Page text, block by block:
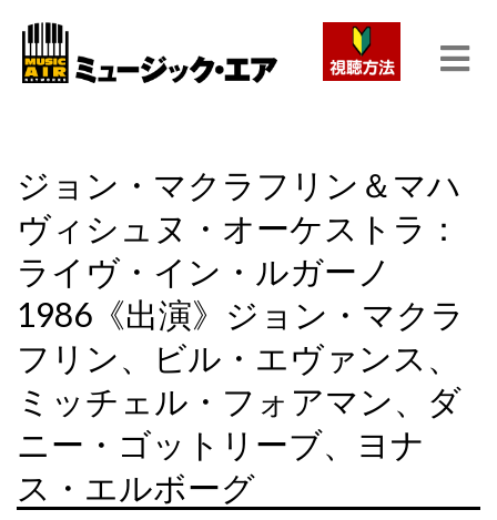
ジョン・マクラフリン＆マハ
ヴィシュヌ・オーケストラ：
ライヴ・イン・ルガーノ
1986《出演》ジョン・マクラ
フリン、ビル・エヴァンス、
ミッチェル・フォアマン、ダ
ニー・ゴットリーブ、ヨナ
ス・エルボーグ